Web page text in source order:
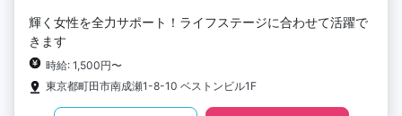
輝く女性を全力サポート！ライフステージに合わせて活躍で
きます
時給: 1,500円〜
東京都町田市南成瀬1-8-10 ベストンビル1F